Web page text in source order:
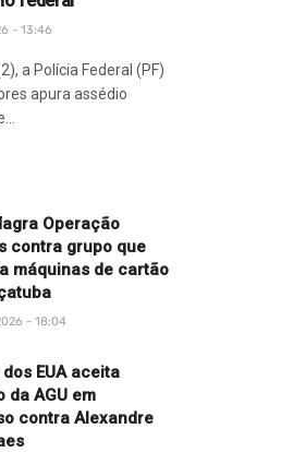
- 13:46
a Polícia Federal (PF)
apura assédio
Operação
contra grupo que
máquinas de cartão
- 18:04
EUA aceita
da AGU em
contra Alexandre